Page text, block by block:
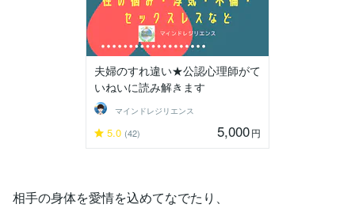
夫婦のすれ違い★公認心理師がて
いねいに読み解きます
マインドレジリエンス
5.0 (42) 5,000円
相手の身体を愛情を込めてなでたり、